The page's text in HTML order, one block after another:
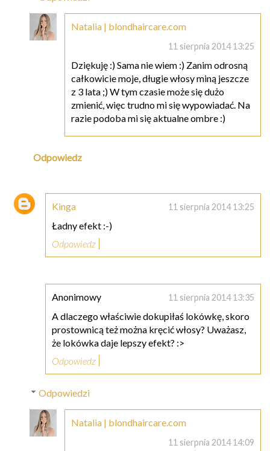
Natalia | blondhaircare.com
11 sierpnia 2014 13:25
Dziękuję :) Sama nie wiem :) Zanim odrosną
całkowicie moje, długie włosy miną jeszcze
z 3 lata ;) W tym czasie może się dużo
zmienić, więc trudno mi się wypowiadać. Na
razie podoba mi się aktualne ombre :)
Odpowiedz
Kinga 11 sierpnia 2014 13:25
Ładny efekt :-)
Odpowiedz
Anonimowy 11 sierpnia 2014 13:35
A dlaczego właściwie dokupiłaś lokówkę, skoro
prostownicą też można kręcić włosy? Uważasz,
że lokówka daje lepszy efekt? :>
Odpowiedz
Odpowiedzi
Natalia | blondhaircare.com
11 sierpnia 2014 14:09